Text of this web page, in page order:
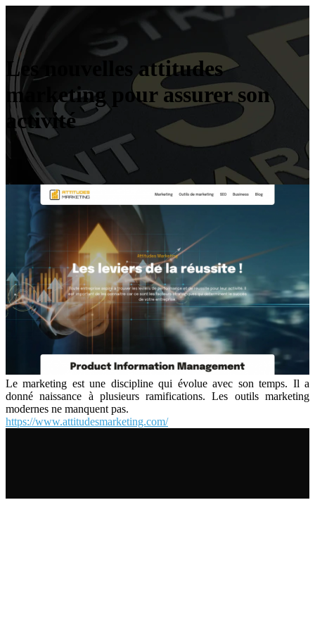
Les nouvelles attitudes
marketing pour assurer son
activité
Le marketing est une discipline qui évolue avec son temps. Il a
donné naissance à plusieurs ramifications. Les outils marketing
modernes ne manquent pas.
https://www.attitudesmarketing.com/